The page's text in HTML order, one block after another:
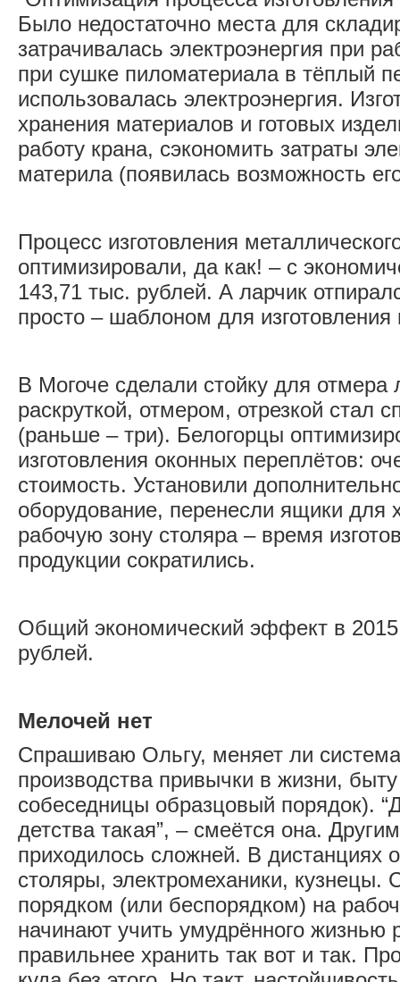
Было недостаточно места для
затрачивалась электроэнергия при
при сушке пиломатериала в тёплый
использовалась электроэнергия.
хранения материалов и готовых
работу крана, сэкономить затраты
материла (появилась возможность
Процесс изготовления
оптимизировали, да как! – с
143,71 тыс. рублей. А ларчик
просто – шаблоном для изготовления
В Могоче сделали стойку для отмера
раскруткой, отмером, отрезкой стал
(раньше – три). Белогорцы
изготовления оконных переплётов:
стоимость. Установили
оборудование, перенесли ящики для
рабочую зону столяра – время
продукции сократились.
Общий экономический эффект в 2015
рублей.
Мелочей нет
Спрашиваю Ольгу, меняет ли
производства привычки в жизни,
собеседницы образцовый порядок).
детства такая”, – смеётся она.
приходилось сложней. В дистанциях
столяры, электромеханики, кузнецы.
порядком (или беспорядком) на
начинают учить умудрённого жизнью
правильнее хранить так вот и так.